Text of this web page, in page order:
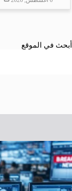
أبحث في الموقع